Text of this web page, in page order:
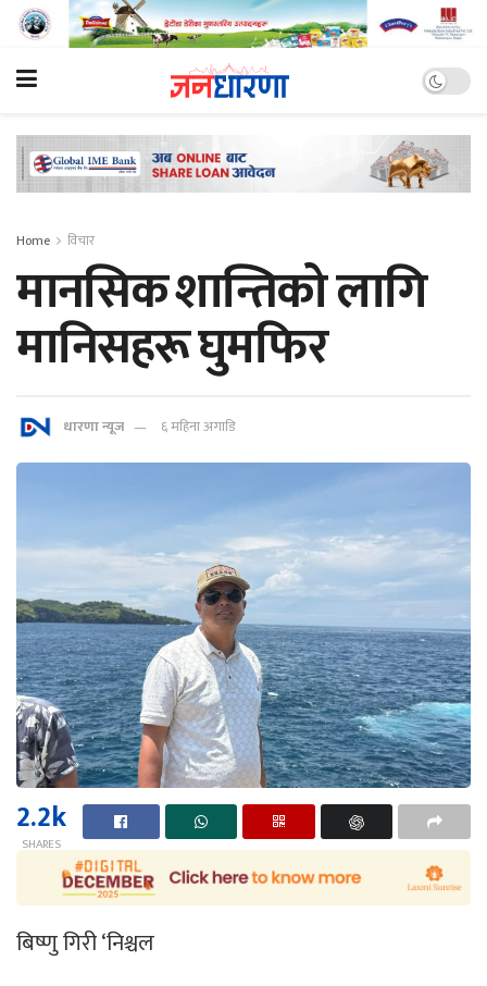
Home विचार
मानसिक शान्तिको लागि
मानिसहरू घुमफिर
धारणा न्यूज ६ महिना अगाडि
2.2k
SHARES
बिष्णु गिरी ‘निश्चल